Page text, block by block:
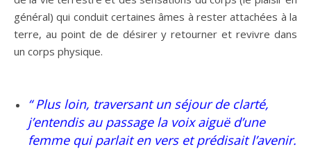
général) qui conduit certaines âmes à rester attachées à la
terre, au point de de désirer y retourner et revivre dans
un corps physique.
“ Plus loin, traversant un séjour de clarté,
j’entendis au passage la voix aiguë d’une
femme qui parlait en vers et prédisait l’avenir.